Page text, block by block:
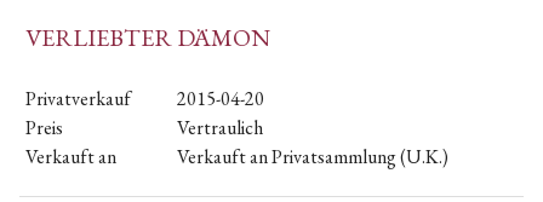
VERLIEBTER DÄMON
Privatverkauf
2015-04-20
Preis
Vertraulich
Verkauft an
Verkauft an Privatsammlung (U.K.)